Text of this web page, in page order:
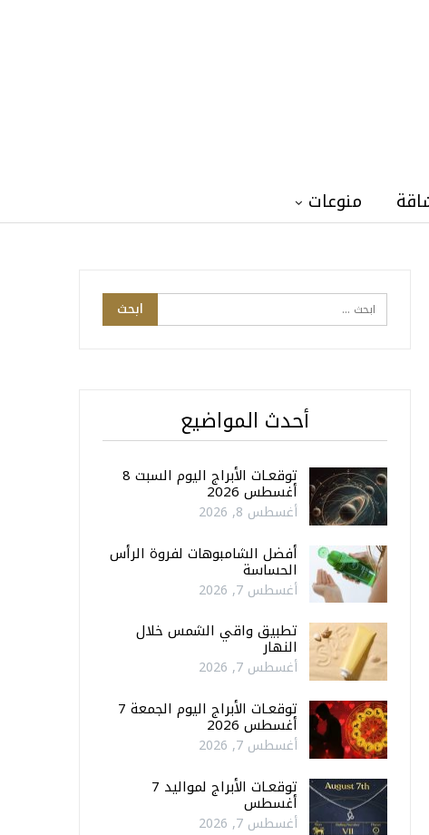
منوعات
أحدث المواضيع
توقعـات الأبراج اليوم السبت 8
أغسطس 2026
أغسطس 8, 2026
أفضل الشامبوهات لفروة الرأس
الحساسة
أغسطس 7, 2026
تطبيق واقي الشمس خلال
النهار
أغسطس 7, 2026
توقعـات الأبراج اليوم الجمعة 7
أغسطس 2026
أغسطس 7, 2026
توقعـات الأبراج لمواليد 7
أغسطس
أغسطس 7, 2026